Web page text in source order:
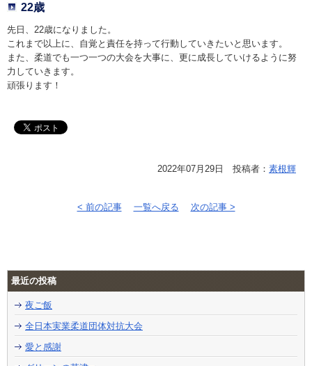
22歳
先日、22歳になりました。
これまで以上に、自覚と責任を持って行動していきたいと思います。
また、柔道でも一つ一つの大会を大事に、更に成長していけるように努
力していきます。
頑張ります！
2022年07月29日 投稿者： 素根輝
< 前の記事 一覧へ戻る 次の記事 >
最近の投稿
夜ご飯
全日本実業柔道団体対抗大会
愛と感謝